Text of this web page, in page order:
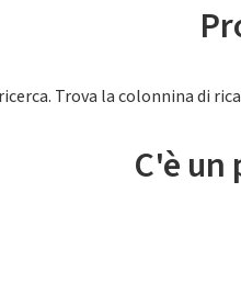
Trova la colonnina di
C'è un